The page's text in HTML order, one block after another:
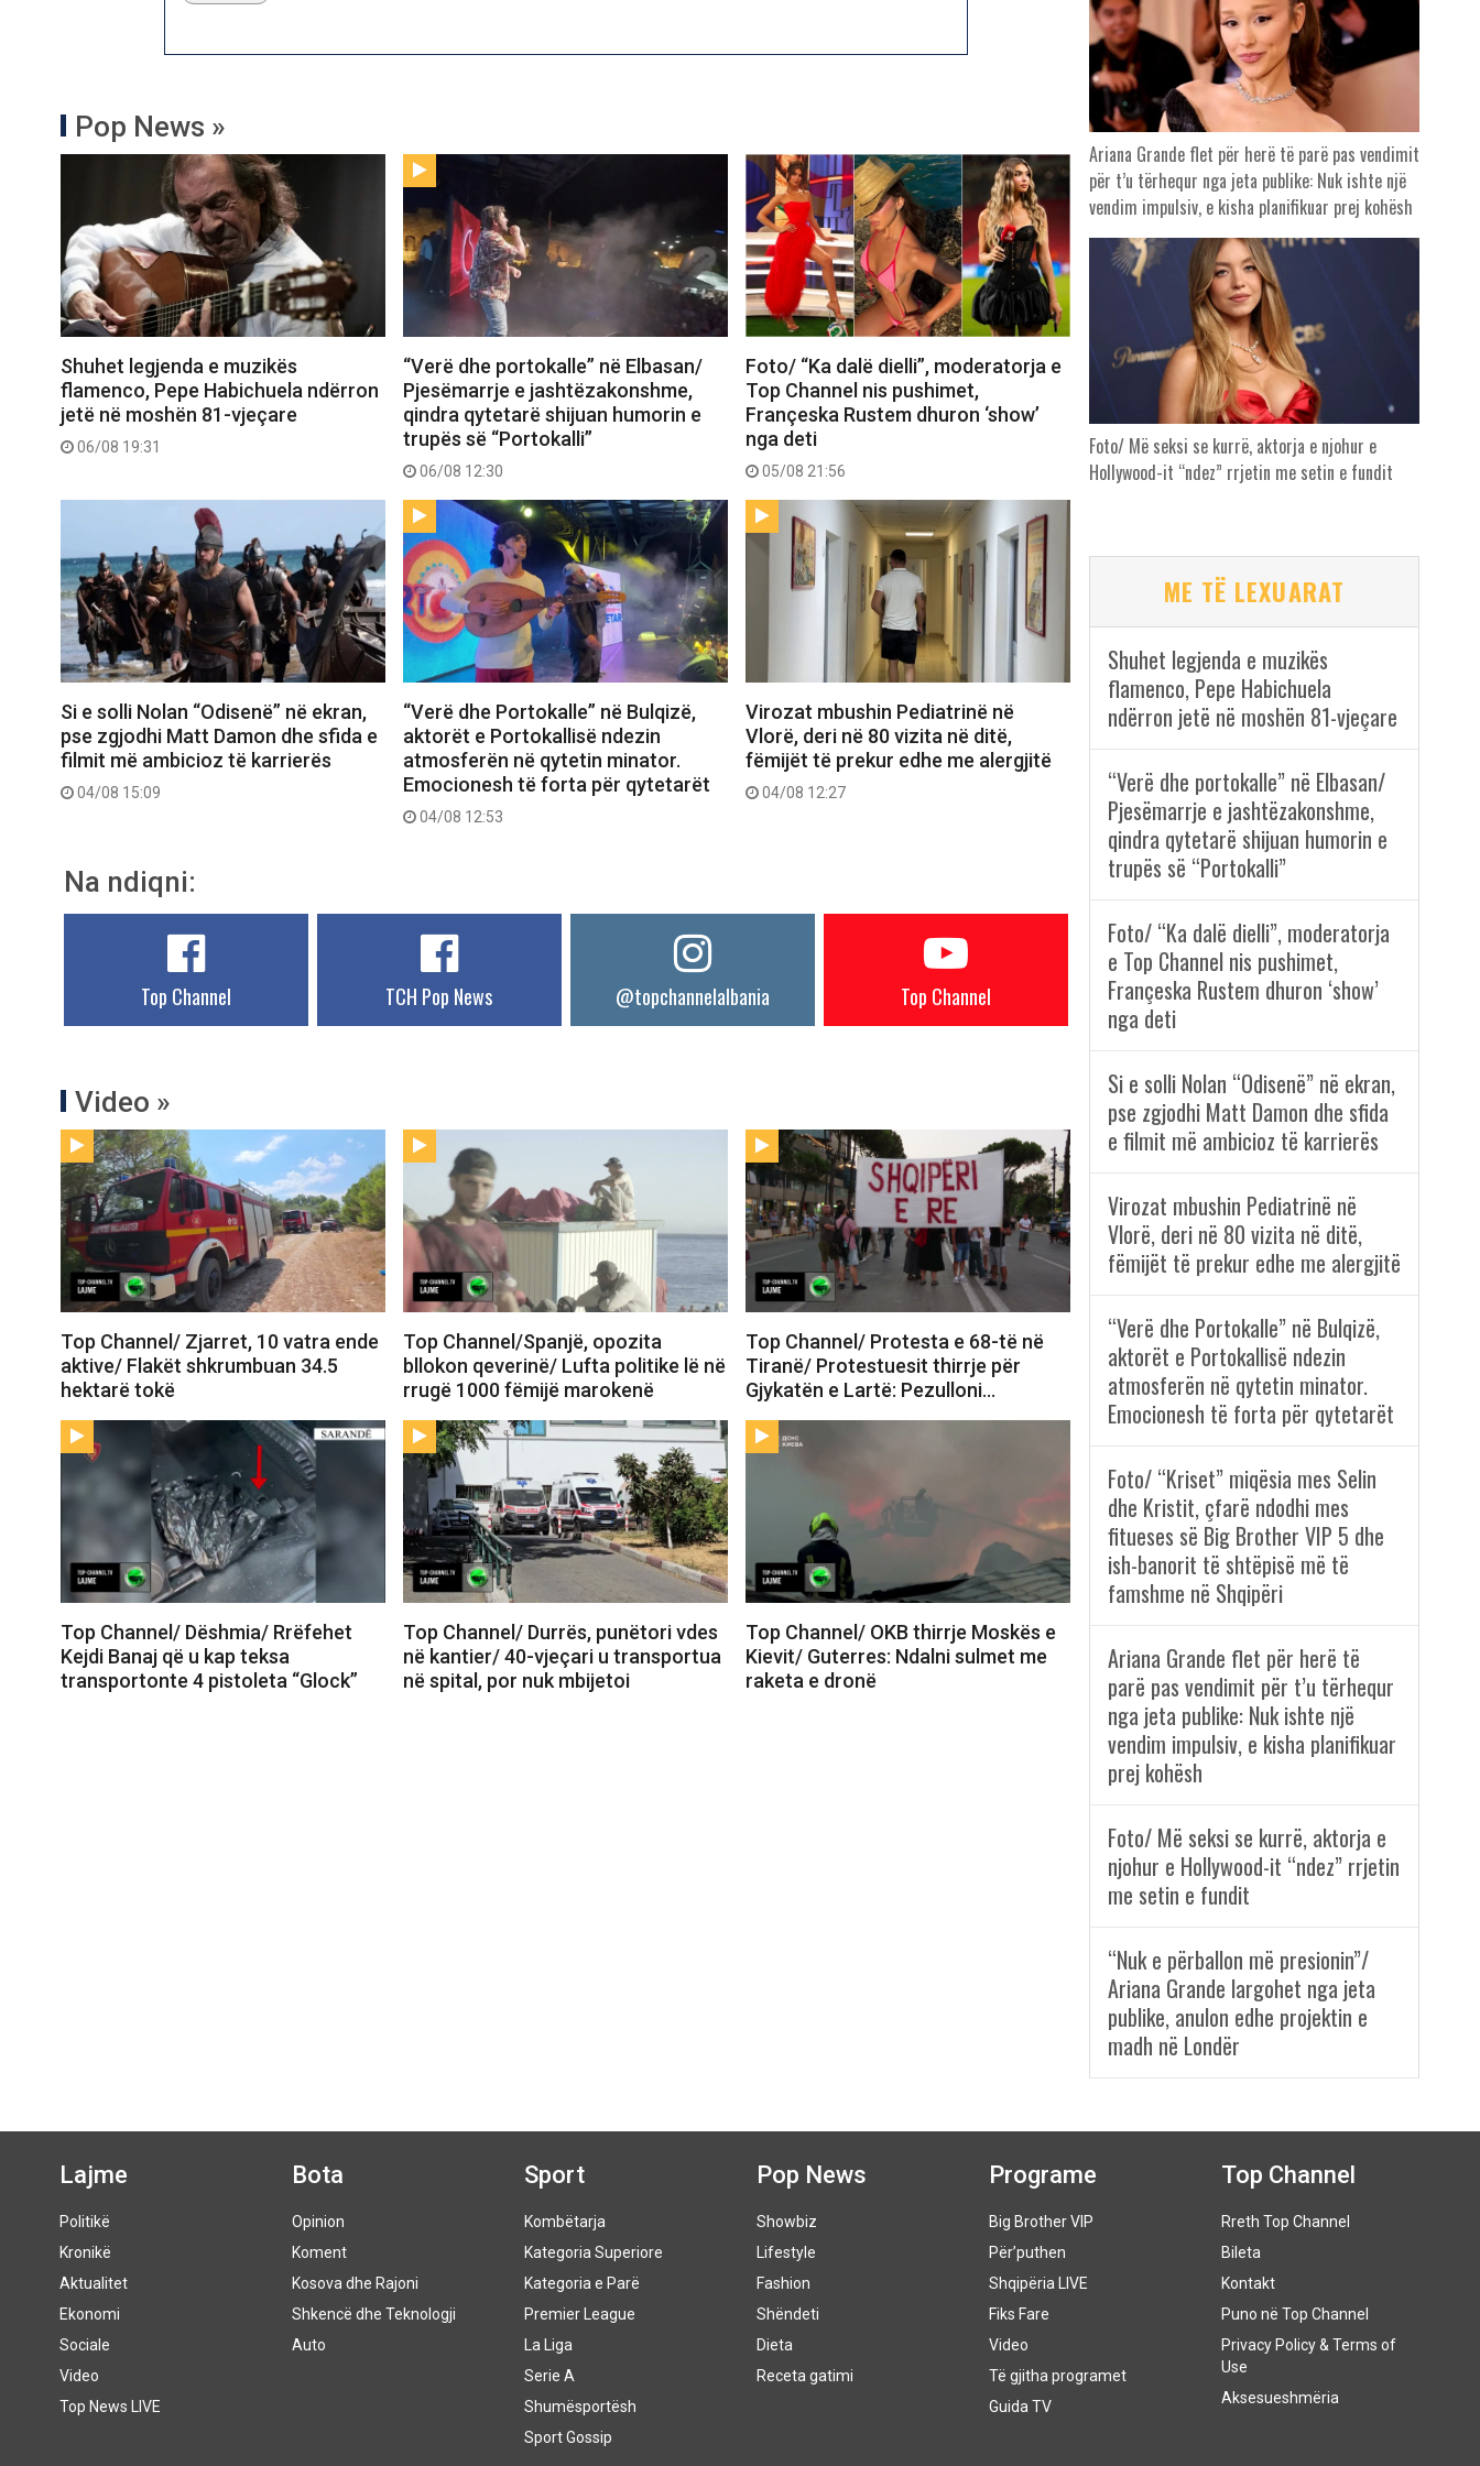
Pop News »
Shuhet legjenda e muzikës
flamenco, Pepe Habichuela ndërron
jetë në moshën 81-vjeçare
06/08 19:31
“Verë dhe portokalle” në Elbasan/
Pjesëmarrje e jashtëzakonshme,
qindra qytetarë shijuan humorin e
trupës së “Portokalli”
06/08 12:30
Foto/ “Ka dalë dielli”, moderatorja e
Top Channel nis pushimet,
Françeska Rustem dhuron ‘show’
nga deti
05/08 21:56
Si e solli Nolan “Odisenë” në ekran,
pse zgjodhi Matt Damon dhe sfida e
filmit më ambicioz të karrierës
04/08 15:09
“Verë dhe Portokalle” në Bulqizë,
aktorët e Portokallisë ndezin
atmosferën në qytetin minator.
Emocionesh të forta për qytetarët
04/08 12:53
Virozat mbushin Pediatrinë në
Vlorë, deri në 80 vizita në ditë,
fëmijët të prekur edhe me alergjitë
04/08 12:27
Na ndiqni:
Top Channel TCH Pop News @topchannelalbania Top Channel
Video »
Top Channel/ Zjarret, 10 vatra ende
aktive/ Flakët shkrumbuan 34.5
hektarë tokë
Top Channel/Spanjë, opozita
bllokon qeverinë/ Lufta politike lë në
rrugë 1000 fëmijë marokenë
Top Channel/ Protesta e 68-të në
Tiranë/ Protestuesit thirrje për
Gjykatën e Lartë: Pezulloni…
Top Channel/ Dëshmia/ Rrëfehet
Kejdi Banaj që u kap teksa
transportonte 4 pistoleta “Glock”
Top Channel/ Durrës, punëtori vdes
në kantier/ 40-vjeçari u transportua
në spital, por nuk mbijetoi
Top Channel/ OKB thirrje Moskës e
Kievit/ Guterres: Ndalni sulmet me
raketa e dronë
Ariana Grande flet për herë të parë pas vendimit
për t’u tërhequr nga jeta publike: Nuk ishte një
vendim impulsiv, e kisha planifikuar prej kohësh
Foto/ Më seksi se kurrë, aktorja e njohur e
Hollywood-it “ndez” rrjetin me setin e fundit
ME TË LEXUARAT
Shuhet legjenda e muzikës
flamenco, Pepe Habichuela
ndërron jetë në moshën 81-vjeçare
“Verë dhe portokalle” në Elbasan/
Pjesëmarrje e jashtëzakonshme,
qindra qytetarë shijuan humorin e
trupës së “Portokalli”
Foto/ “Ka dalë dielli”, moderatorja
e Top Channel nis pushimet,
Françeska Rustem dhuron ‘show’
nga deti
Si e solli Nolan “Odisenë” në ekran,
pse zgjodhi Matt Damon dhe sfida
e filmit më ambicioz të karrierës
Virozat mbushin Pediatrinë në
Vlorë, deri në 80 vizita në ditë,
fëmijët të prekur edhe me alergjitë
“Verë dhe Portokalle” në Bulqizë,
aktorët e Portokallisë ndezin
atmosferën në qytetin minator.
Emocionesh të forta për qytetarët
Foto/ “Kriset” miqësia mes Selin
dhe Kristit, çfarë ndodhi mes
fitueses së Big Brother VIP 5 dhe
ish-banorit të shtëpisë më të
famshme në Shqipëri
Ariana Grande flet për herë të
parë pas vendimit për t’u tërhequr
nga jeta publike: Nuk ishte një
vendim impulsiv, e kisha planifikuar
prej kohësh
Foto/ Më seksi se kurrë, aktorja e
njohur e Hollywood-it “ndez” rrjetin
me setin e fundit
“Nuk e përballon më presionin”/
Ariana Grande largohet nga jeta
publike, anulon edhe projektin e
madh në Londër
Lajme
Politikë
Kronikë
Aktualitet
Ekonomi
Sociale
Video
Top News LIVE
Bota
Opinion
Koment
Kosova dhe Rajoni
Shkencë dhe Teknologji
Auto
Sport
Kombëtarja
Kategoria Superiore
Kategoria e Parë
Premier League
La Liga
Serie A
Shumësportësh
Sport Gossip
Pop News
Showbiz
Lifestyle
Fashion
Shëndeti
Dieta
Receta gatimi
Programe
Big Brother VIP
Për’puthen
Shqipëria LIVE
Fiks Fare
Video
Të gjitha programet
Guida TV
Top Channel
Rreth Top Channel
Bileta
Kontakt
Puno në Top Channel
Privacy Policy & Terms of
Use
Aksesueshmëria